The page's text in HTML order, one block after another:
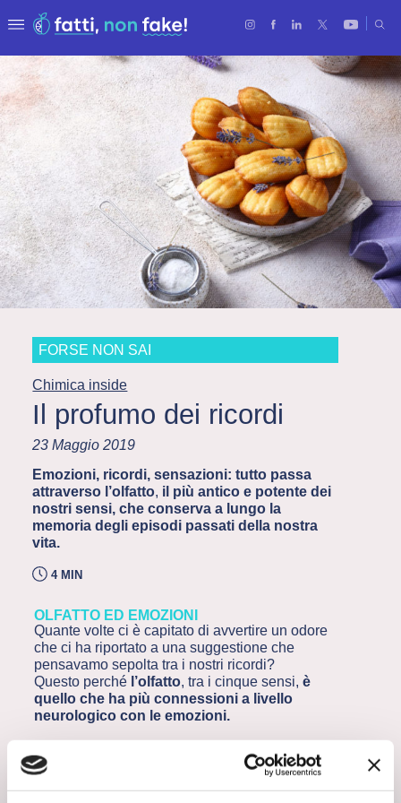
FORSE NON SAI
Chimica inside
Il profumo dei ricordi
23 Maggio 2019
Emozioni, ricordi, sensazioni: tutto passa
attraverso l’olfatto, il più antico e potente dei
nostri sensi, che conserva a lungo la
memoria degli episodi passati della nostra
vita.
4 MIN
OLFATTO ED EMOZIONI
Quante volte ci è capitato di avvertire un odore
che ci ha riportato a una suggestione che
pensavamo sepolta tra i nostri ricordi?
Questo perché l’olfatto, tra i cinque sensi, è
quello che ha più connessioni a livello
neurologico con le emozioni.
UN LEGAME PRENATALE
Proprio grazie alla tempestiva attivazione
dell’olfattonella vita prenatale, chesi forma